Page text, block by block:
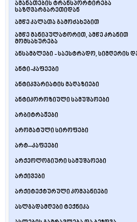
ამანათების ტრანსპორტირება
საზღვარგარეთიდან
ამწე კალათა გამოძახებით
ამწე მანიპულატორით, ამწე კრანით
მომსახურება
ანსამბლები - საესტრადო, სიმღერის
ანტი-კაფეები
ანტიკვარიატის მაღაზიები
ანტიკოროზიული სამუშაოები
არბიტრაჟები
არომატული სიროფები
არტ–კაფეები
არქეოლოგიური სამუშაოები
არქივები
არქიტექტურული კომპანიები
ასლგადამღები ტექნიკა